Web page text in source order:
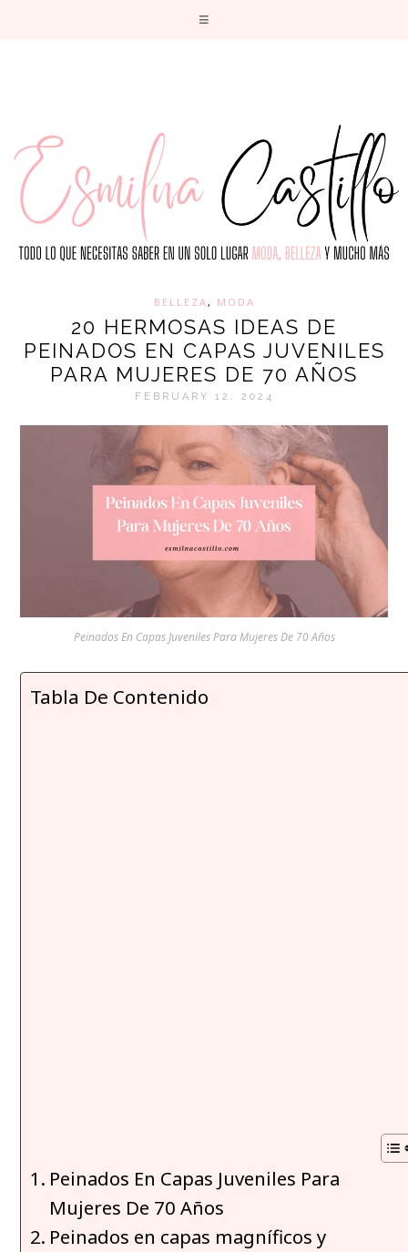
BELLEZA, MODA
20 HERMOSAS IDEAS DE
PEINADOS EN CAPAS JUVENILES
PARA MUJERES DE 70 AÑOS
FEBRUARY 12, 2024
Peinados En Capas Juveniles Para Mujeres De 70 Años
Tabla De Contenido
Peinados En Capas Juveniles Para
Mujeres De 70 Años
Peinados en capas magníficos y